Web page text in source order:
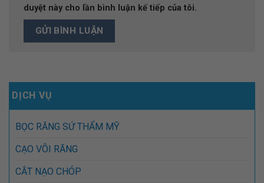
duyệt này cho lần bình luận kế tiếp của tôi.
DỊCH VỤ
BỌC RĂNG SỨ THẨM MỸ
CẠO VÔI RĂNG
CẮT NẠO CHÓP